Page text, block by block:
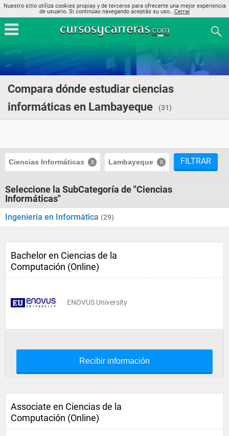
Nuestro sitio utiliza cookies propias y de terceros para ofrecerte una mejor experiencia
de usuario. Si continúas navegando aceptás su uso.. Cerrar
Compara dónde estudiar ciencias
informáticas en Lambayeque
(31)
Ciencias Informáticas Lambayeque FILTRAR
Seleccione la SubCategoría de "Ciencias
Informáticas"
Ingeniería en Informática (29)
Bachelor en Ciencias de la
Computación (Online)
ENOVUS University
Recibir información
Associate en Ciencias de la
Computación (Online)